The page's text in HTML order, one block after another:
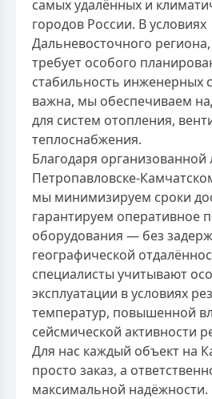
самых удалённых и
городов России. В условиях
Дальневосточного региона,
требует особого
стабильность инженерных
важна, мы обеспечиваем
для систем отопления,
теплоснабжения.
Благодаря организованной
Петропавловске-
мы минимизируем сроки
гарантируем оперативное
оборудования — без
географической
специалисты учитывают
эксплуатации в условиях
температур, повышенной
сейсмической активности
Для нас каждый объект на
просто заказ, а
максимальной надёжности.